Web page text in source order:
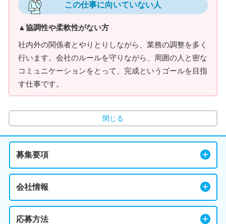
この仕事に向いていない人
▲協調性や柔軟性がない方
社内外の関係者とやりとりしながら、業務の調整を多く
行います。会社のルールを守りながら、周囲の人と密な
コミュニケーションをとって、完成というゴールを目指
す仕事です。
閉じる
募集要項
会社情報
応募方法